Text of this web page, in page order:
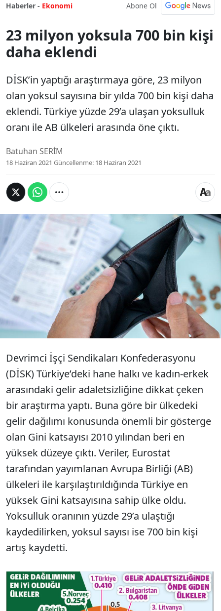
Haberler - Ekonomi Abone Ol
23 milyon yoksula 700 bin kişi
daha eklendi
DİSK’in yaptığı araştırmaya göre, 23 milyon
olan yoksul sayısına bir yılda 700 bin kişi daha
eklendi. Türkiye yüzde 29’a ulaşan yoksulluk
oranı ile AB ülkeleri arasında öne çıktı.
Batuhan SERİM
18 Haziran 2021 Güncellenme: 18 Haziran 2021
DİSK’in yaptığı araştırmaya göre, 23 milyon
olan yoksul sayısına bir yılda 700 bin kişi
daha eklendi. Türkiye yüzde 29’a ulaşan
yoksulluk oranı ile AB ülkeleri arasında öne
çıktı.
Devrimci İşçi Sendikaları Konfederasyonu
(DİSK) Türkiye’deki hane halkı ve kadın-erkek
arasındaki gelir adaletsizliğine dikkat çeken
bir araştırma yaptı. Buna göre bir ülkedeki
gelir dağılımı konusunda önemli bir gösterge
olan Gini katsayısı 2010 yılından beri en
yüksek düzeye çıktı. Veriler, Eurostat
tarafından yayımlanan Avrupa Birliği (AB)
ülkeleri ile karşılaştırıldığında Türkiye en
yüksek Gini katsayısına sahip ülke oldu.
Yoksulluk oranının yüzde 29’a ulaştığı
kaydedilirken, yoksul sayısı ise 700 bin kişi
artış kaydetti.